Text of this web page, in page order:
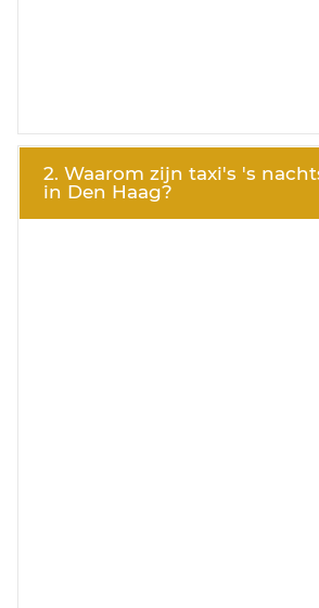
2. Waarom zijn taxi's 's
in Den Haag?